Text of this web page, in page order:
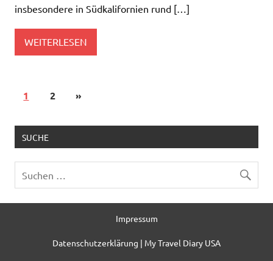
insbesondere in Südkalifornien rund […]
WEITERLESEN
1 2 »
SUCHE
Impressum
Datenschutzerklärung | My Travel Diary USA